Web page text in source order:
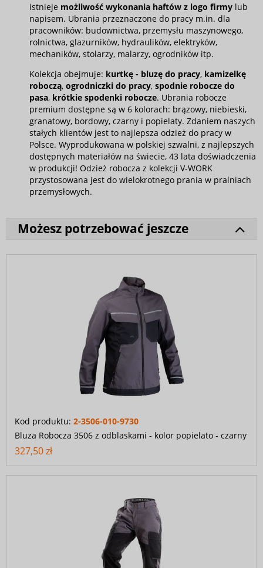
istnieje możliwość wykonania haftów z logo firmy lub
napisem. Ubrania przeznaczone do pracy m.in. dla
pracowników: budownictwa, przemysłu maszynowego,
rolnictwa, glazurników, hydraulików, elektryków,
mechaników, stolarzy, malarzy, ogrodników itp.
Kolekcja obejmuje: kurtkę - bluzę do pracy, kamizelkę
roboczą, ogrodniczki do pracy, spodnie robocze do
pasa, krótkie spodenki robocze. Ubrania robocze
premium dostępne są w 6 kolorach: brązowy, niebieski,
granatowy, bordowy, czarny i popielaty. Zdaniem naszych
stałych klientów jest to najlepsza odzież do pracy w
Polsce. Wyprodukowana w polskiej szwalni, z najlepszych
dostępnych materiałów na świecie, 43 lata doświadczenia
w produkcji! Odzież robocza z kolekcji V-WORK
przystosowana jest do wielokrotnego prania w pralniach
przemysłowych.
Możesz potrzebować jeszcze
Kod produktu: 2-3506-010-9730
Bluza Robocza 3506 z odblaskami - kolor popielato - czarny
327,50 zł